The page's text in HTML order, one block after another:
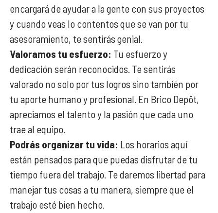
encargará de ayudar a la gente con sus proyectos
y cuando veas lo contentos que se van por tu
asesoramiento, te sentirás genial.
Valoramos tu esfuerzo: Tu esfuerzo y
dedicación serán reconocidos. Te sentirás
valorado no solo por tus logros sino también por
tu aporte humano y profesional. En Brico Depôt,
apreciamos el talento y la pasión que cada uno
trae al equipo.
Podrás organizar tu vida: Los horarios aquí
están pensados para que puedas disfrutar de tu
tiempo fuera del trabajo. Te daremos libertad para
manejar tus cosas a tu manera, siempre que el
trabajo esté bien hecho.